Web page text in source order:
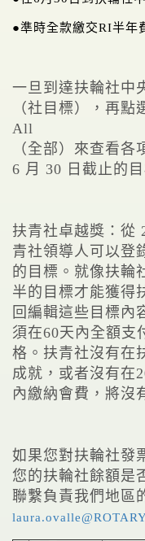
●準時全款繳交RI半年
一旦到達扶輪社中
（社目標），再
All
（全部）來查看
6 月 30 日截止的
扶青社卓越獎：從
青社領導人可以登
的目標。就像扶輪
半的目標才能獲得
回編輯這些目標內
須在60天內全額支
格。扶青社沒有在
成就，或者沒有在
內繳納會費，將沒
如果您對扶輪社發
您的扶輪社餘額是
聯繫負責我們地區